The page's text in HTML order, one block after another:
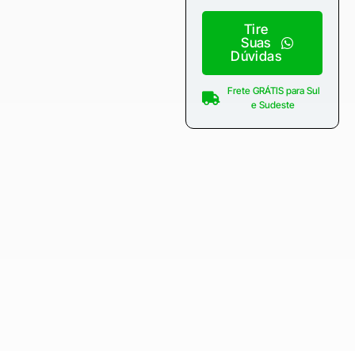
Tire
Suas
Dúvidas
Frete GRÁTIS para Sul
e Sudeste